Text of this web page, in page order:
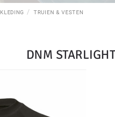
KLEDING TRUIEN & VESTEN
DNM